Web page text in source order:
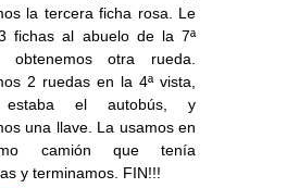
la tercera ficha rosa. Le
fichas al abuelo de la 7ª
otra rueda.
2 ruedas en la 4ª vista,
estaba el autobús, y
una llave. La usamos en
camión que tenía
y terminamos. FIN!!!